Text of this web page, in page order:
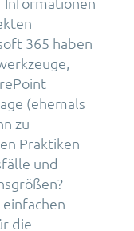
365 haben
(ehemals
zu
Praktiken
und
die